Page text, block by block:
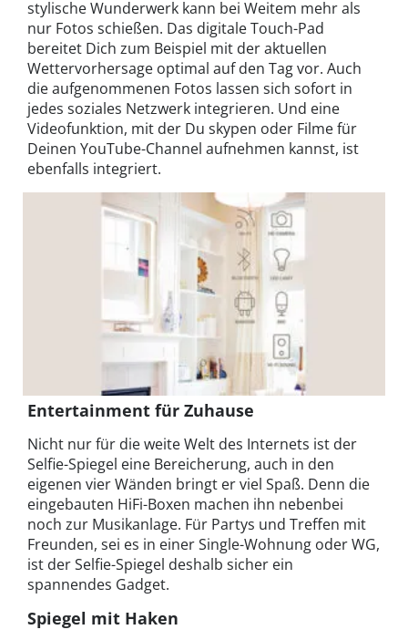
stylische Wunderwerk kann bei Weitem mehr als
nur Fotos schießen. Das digitale Touch-Pad
bereitet Dich zum Beispiel mit der aktuellen
Wettervorhersage optimal auf den Tag vor. Auch
die aufgenommenen Fotos lassen sich sofort in
jedes soziales Netzwerk integrieren. Und eine
Videofunktion, mit der Du skypen oder Filme für
Deinen YouTube-Channel aufnehmen kannst, ist
ebenfalls integriert.
Entertainment für Zuhause
Nicht nur für die weite Welt des Internets ist der
Selfie-Spiegel eine Bereicherung, auch in den
eigenen vier Wänden bringt er viel Spaß. Denn die
eingebauten HiFi-Boxen machen ihn nebenbei
noch zur Musikanlage. Für Partys und Treffen mit
Freunden, sei es in einer Single-Wohnung oder WG,
ist der Selfie-Spiegel deshalb sicher ein
spannendes Gadget.
Spiegel mit Haken